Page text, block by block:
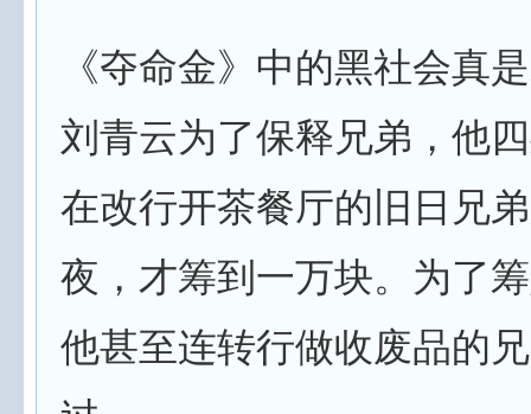
《夺命金》中的黑社会真
刘青云为了保释兄弟，他
在改行开茶餐厅的旧日兄
夜，才筹到一万块。为了
他甚至连转行做收废品的